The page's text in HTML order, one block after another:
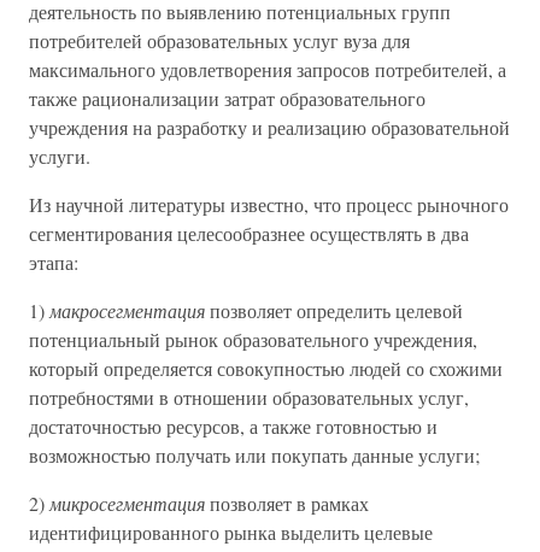
деятельность по выявлению потенциальных групп
потребителей образовательных услуг вуза для
максимального удовлетворения запросов потребителей, а
также рационализации затрат образовательного
учреждения на разработку и реализацию образовательной
услуги.
Из научной литературы известно, что процесс рыночного
сегментирования целесообразнее осуществлять в два
этапа:
1) макросегментацияпозволяет определить целевой
потенциальный рынок образовательного учреждения,
который определяется совокупностью людей со схожими
потребностями в отношении образовательных услуг,
достаточностью ресурсов, а также готовностью и
возможностью получать или покупать данные услуги;
2) микросегментацияпозволяет в рамках
идентифицированного рынка выделить целевые